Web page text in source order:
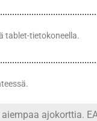
tablet-tietokoneella.
ajokorttia.